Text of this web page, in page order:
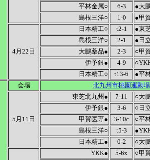
平林金属○
6-3
●大
島根三洋○
1-0 ●甲
4月22日
日本精工○ t2-1
●東
島根三洋○
2-1
●日
大鵬薬品●
2-3
○甲
伊予銀●
4-9
日本精工○
t13-6 ●平
会場 北九州市桃園運動場
5月11日
東芝北九州● 7-11
○大
伊予銀●
3-6
○日
甲賀医専●
3-10c
○平
島根三洋○
t5-3
日本精工●
0-2 ○大
YKK● 5-6x
○甲